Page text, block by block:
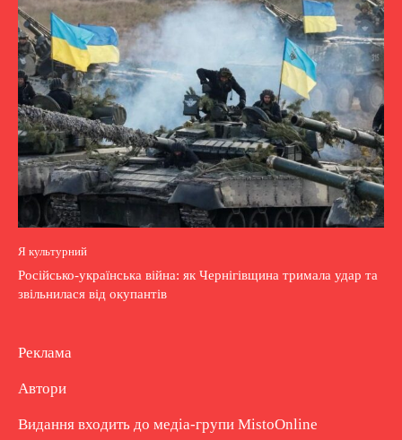
Я культурний
Російсько-українська війна: як Чернігівщина тримала удар та
звільнилася від окупантів
Реклама
Автори
Видання входить до медіа-групи MistoOnline